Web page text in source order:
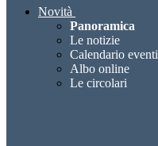
Novità
Panoramica
Le notizie
Calendario eventi
Albo online
Le circolari